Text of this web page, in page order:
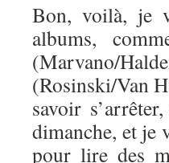
Bon, voilà, je
albums,
(Marvano/
(Rosinski/Van
savoir
dimanche, et je
pour lire des